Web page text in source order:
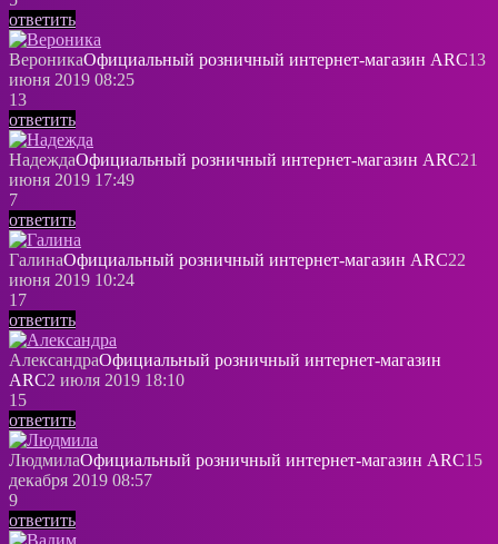
ответить
ВероникаОфициальный розничный интернeт-магазин ARC13
июня 2019 08:25
13
ответить
НадеждаОфициальный розничный интернeт-магазин ARC21
июня 2019 17:49
7
ответить
ГалинаОфициальный розничный интернeт-магазин ARC22
июня 2019 10:24
17
ответить
АлександраОфициальный розничный интернeт-магазин
ARC2 июля 2019 18:10
15
ответить
ЛюдмилаОфициальный розничный интернeт-магазин ARC15
декабря 2019 08:57
9
ответить